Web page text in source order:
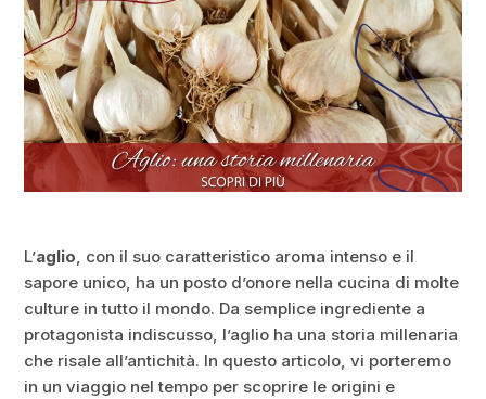
L’aglio, con il suo caratteristico aroma intenso e il
sapore unico, ha un posto d’onore nella cucina di molte
culture in tutto il mondo. Da semplice ingrediente a
protagonista indiscusso, l’aglio ha una storia millenaria
che risale all’antichità. In questo articolo, vi porteremo
in un viaggio nel tempo per scoprire le origini e